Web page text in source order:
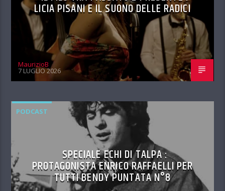
LICIA PISANI E IL SUONO DELLE RADICI
MaurizioB
7 LUGLIO 2026
PODCAST
SPECIALE ECHI DI TALPA :
PROTAGONISTA ENRICO RAFFAELLI PER
TUTTI BENDY PUNTATA N°8